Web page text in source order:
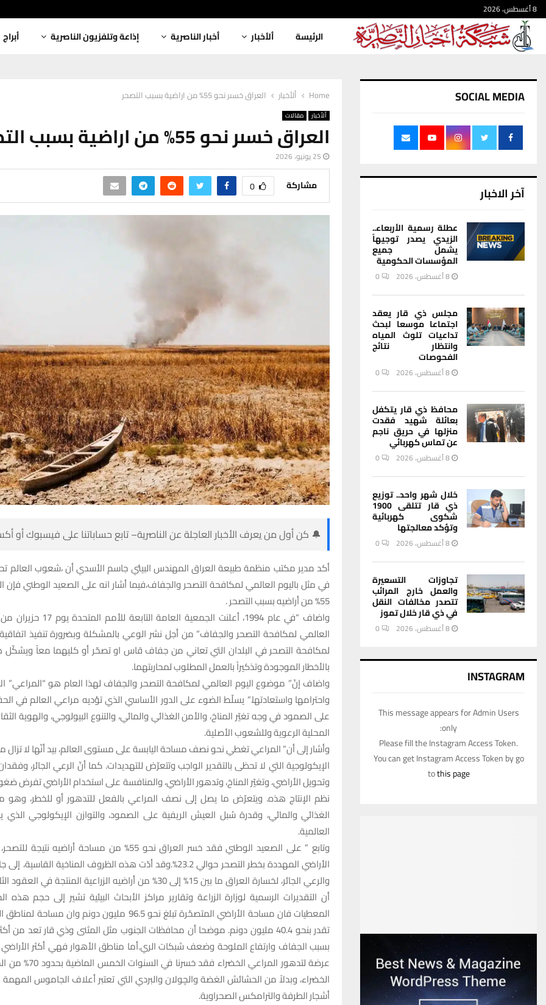
8 أغسطس، 2026
الرئيسة ألأخبار أخبار الناصرية إذاعة وتلفزيون الناصرية أبراج
Home ألأخبار العراق خسىر نحو 55% من اراضية بسبب التصحر
ألأخبار مقالات
العراق خسىر نحو 55% من اراضية بسبب التصحر
25 يونيو، 2026
مشاركة 0
🔔 كن أول من يعرف الأخبار العاجلة عن الناصرية– تابع حساباتنا على فيسبوك أو
أكد مدير مكتب منظمة طبيعة العراق المهندس البيئي جاسم الأسدي أن ،شعوب العالم
في مثل باليوم العالمي لمكافحة التصحر والجفاف،فيما أشار انه على الصعيد الوطني فإن
55% من أراضيه بسبب التصحر .
واضاف “في عام 1994، أعلنت الجمعية
العالمي لمكافحة التصحر والجفاف” من أجل نشر الوعي بالمشكلة وبضرورة تنفيذ
لمكافحة التصحر في البلدان التي تعاني من جفاف قاس او تصحّر أو كليهما معاً ويشكّل
بالأخطار الموجودة وتذكيراً بالعمل المطلوب لمحاربتهما.
واضاف إنّ” موضوع اليوم العالمي لمكافحة التصحر والجفاف لهذا العام هو “المراعي”
واحترامها واستعادتها.” يسلّط الضوء على الدور الأساسي الذي تؤديه مراعي العالم في
على الصمود في وجه تغيّر المناخ، والأمن الغذائي والمائي، والتنوع البيولوجي، والهوية
المحلية الرعوية وللشعوب الأصلية.
وأشار إلى أن” المراعي تغطي نحو نصف مساحة اليابسة على مستوى العالم، بيد أنّها لا تزال
الإيكولوجية التي لا تحظى بالتقدير الواجب وتتعرّض للتهديدات. كما أنّ الرعي الجائر، وفقدان
وتحويل الأراضي، وتغيّر المناخ، وتدهور الأراضي، والمنافسة على استخدام الأراضي تفرض
نظم الإنتاج هذه. ويتعرّض ما يصل إلى نصف المراعي بالفعل للتدهور أو للخطر،
الغذائي والمائي، وقدرة سُبل العيش الريفية على الصمود، والتوازن الإيكولوجي الذي
العالمية.
وتابع ” على الصعيد الوطني فقد خسر العراق نحو 55% من مساحة
الأراضي المهددة بخطر التصحر حوالي 23.2%.وقد أدّت هذه الظروف المناخية
والرعي الجائر، لخسارة العراق ما بين 15% إلى 30% من أراضيه الزراعية المنتجة
أن التقديرات الرسمية لوزارة الزراعة وتقارير مراكز الأبحاث البيئية تشير إلى حجم هذه
المعطيات فان مساحة الأراضي المتصحّرة تبلغ نحو 96.5 مليون دونم
تقدر بنحو 40.4 مليون دونم. موضحا أن محافظات الجنوب مثل المثنى وذي قار تعد من
بسبب الجفاف وارتفاع الملوحة وضعف شبكات الري.أما مناطق الأهوار فهي أكثر الأراضي
عرضة لتدهور المراعي
الخضراء، وبدلاً من الحشائش الغضة والچولان والبردي التي تعتبر أعلاف الجاموس المهمة
أشجار الطرفة والترامكس الصحراوية.
SOCIAL MEDIA
آخر الاخبار
عطلة رسمية الأربعاء..
الزيدي يصدر توجيهاً
يشمل جميع
المؤسسات الحكومية
8 أغسطس، 2026 0
مجلس ذي قار يعقد
اجتماعا موسعا لبحث
تداعيات تلوث المياه
وانتظار نتائج
الفحوصات
8 أغسطس، 2026 0
محافظ ذي قار يتكفل
بعائلة شهيد فقدت
منزلها في حريق ناجم
عن تماس كهربائي
8 أغسطس، 2026 0
خلال شهر واحد.. توزيع
ذي قار تتلقى 1900
شكوى كهربائية
وتؤكد معالجتها
8 أغسطس، 2026 0
تجاوزات التسعيرة
والعمل خارج المرائب
تتصدر مخالفات النقل
في ذي قار خلال تموز
8 أغسطس، 2026 0
INSTAGRAM
This message appears for Admin Users
only:
Please fill the Instagram Access Token.
You can get Instagram Access Token by go
tothis page